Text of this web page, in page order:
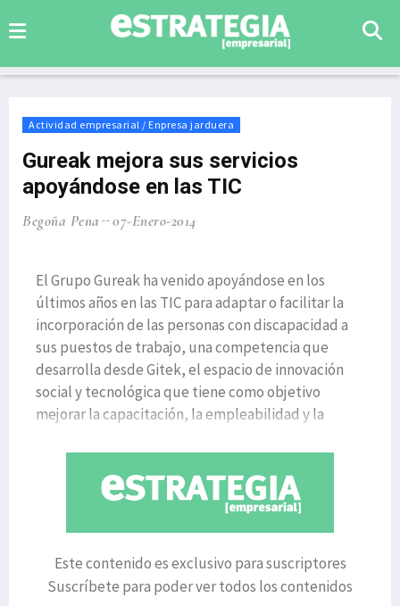
Actividad empresarial / Enpresa jarduera
Gureak mejora sus servicios
apoyándose en las TIC
Begoña Pena 07-Enero-2014
El Grupo Gureak ha venido apoyándose en los
últimos años en las TIC para adaptar o facilitar la
incorporación de las personas con discapacidad a
sus puestos de trabajo, una competencia que
desarrolla desde Gitek, el espacio de innovación
social y tecnológica que tiene como objetivo
mejorar la capacitación, la empleabilidad y la
Este contenido es exclusivo para suscriptores
Suscríbete para poder ver todos los contenidos